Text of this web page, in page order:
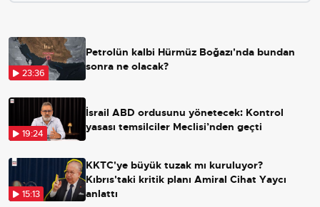
23:36
Petrolün kalbi Hürmüz Boğazı'nda bundan
sonra ne olacak?
19:24
İsrail ABD ordusunu yönetecek: Kontrol
yasası temsilciler Meclisi’nden geçti
15:13
KKTC'ye büyük tuzak mı kuruluyor?
Kıbrıs'taki kritik planı Amiral Cihat Yaycı
anlattı